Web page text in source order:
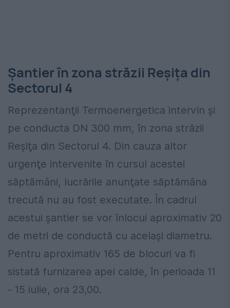
Şantier în zona străzii Reşiţa din
Sectorul 4
Reprezentanţii Termoenergetica intervin şi
pe conducta DN 300 mm, în zona străzii
Reşiţa din Sectorul 4. Din cauza altor
urgenţe intervenite în cursul acestei
săptămâni, lucrările anunţate săptămâna
trecută nu au fost executate. În cadrul
acestui şantier se vor înlocui aproximativ 20
de metri de conductă cu acelaşi diametru.
Pentru aproximativ 165 de blocuri va fi
sistată furnizarea apei calde, în perioada 11
- 15 iulie, ora 23,00.